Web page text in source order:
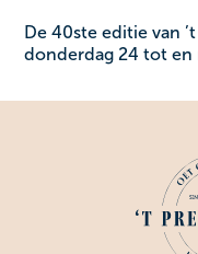
De 40ste editie van
donderdag 24 tot en